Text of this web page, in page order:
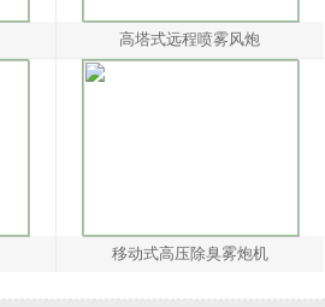
高塔式远程喷雾风炮
移动式高压除臭雾炮机